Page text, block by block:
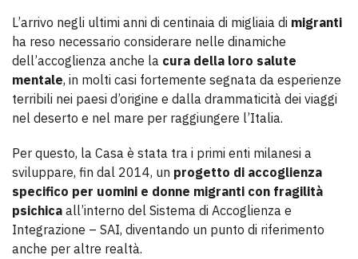
L’arrivo negli ultimi anni di centinaia di migliaia di migranti
ha reso necessario considerare nelle dinamiche
dell’accoglienza anche la cura della loro salute
mentale, in molti casi fortemente segnata da esperienze
terribili nei paesi d’origine e dalla drammaticità dei viaggi
nel deserto e nel mare per raggiungere l’Italia.
Per questo, la Casa è stata tra i primi enti milanesi a
sviluppare, fin dal 2014, un progetto di accoglienza
specifico per uomini e donne migranti con fragilità
psichica all’interno del Sistema di Accoglienza e
Integrazione – SAI, diventando un punto di riferimento
anche per altre realtà.